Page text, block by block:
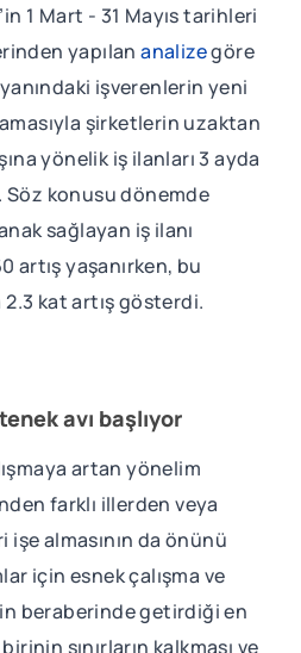
1 Mart - 31 Mayıs tarihleri
yapılananalizegöre
işverenlerin yeni
şirketlerin uzaktan
yönelik iş ilanları 3 ayda
Söz konusu dönemde
sağlayan iş ilanı
artış yaşanırken, bu
kat artış gösterdi.
avı başlıyor
artan yönelim
farklı illerden veya
almasının da önünü
için esnek çalışma ve
beraberinde getirdiği en
sınırların kalkması ve